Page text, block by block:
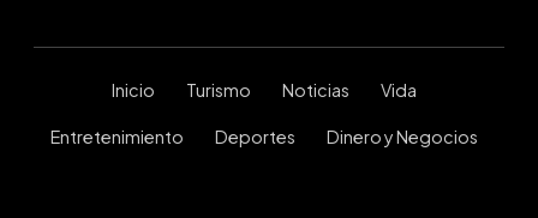
Inicio Turismo Noticias Vida
Entretenimiento Deportes Dinero y Negocios